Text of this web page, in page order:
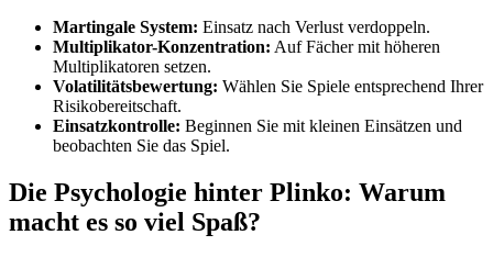
Martingale System: Einsatz nach Verlust verdoppeln.
Multiplikator-Konzentration: Auf Fächer mit höheren
Multiplikatoren setzen.
Volatilitätsbewertung: Wählen Sie Spiele entsprechend Ihrer
Risikobereitschaft.
Einsatzkontrolle: Beginnen Sie mit kleinen Einsätzen und
beobachten Sie das Spiel.
Die Psychologie hinter Plinko: Warum
macht es so viel Spaß?